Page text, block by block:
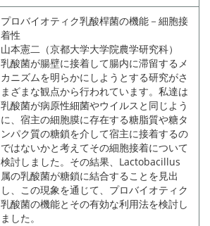
プロバイオティク乳酸桿菌の機能－細胞接
着性
山本憲二（京都大学大学院農学研究科）
乳酸菌が腸壁に接着して腸内に滞留するメ
カニズムを明らかにしようとする研究がさ
まざまな観点から行われています。私達は
乳酸菌が病原性細菌やウイルスと同じよう
に、宿主の細胞膜に存在する糖脂質や糖タ
ンパク質の糖鎖を介して宿主に接着するの
ではないかと考えてその細胞接着について
検討しました。その結果、Lactobacillus
属の乳酸菌が糖鎖に結合することを見出
し、この現象を通じて、プロバイオティク
乳酸菌の機能とその有効な利用法を検討し
ました。